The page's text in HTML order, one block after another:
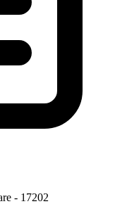
- 17202